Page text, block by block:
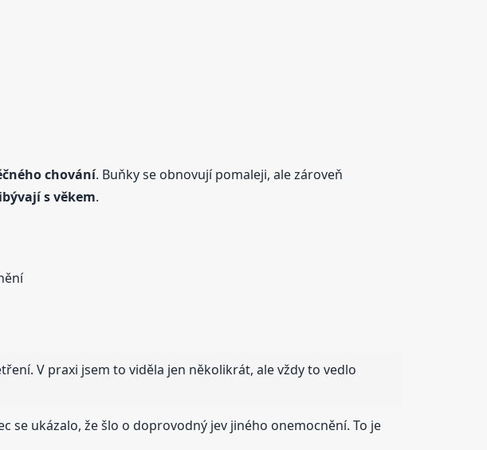
chování. Buňky se obnovují pomaleji, ale zároveň
s věkem.
V praxi jsem to viděla jen několikrát, ale vždy to vedlo
ukázalo, že šlo o doprovodný jev jiného onemocnění. To je